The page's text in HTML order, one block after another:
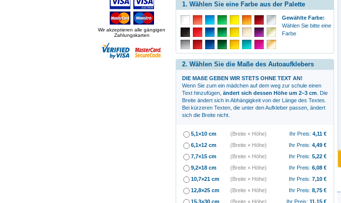
Wir akzeptieren alle gängigen
Zahlungskarten
1. Wählen Sie eine Farbe aus der Palette
Gewählte Farbe:
Wählen Sie bitte eine
Farbe
2. Wählen Sie die Maße des Autoaufklebers
DIE MAßE GEBEN WIR STETS OHNE TEXT AN!
Wenn Sie zum ein mädchen auf dem weg zur schuleeinen
Text hinzufügen, ändert sich dessen Höhe um 2–3 cm. Die
Breite ändert sich in Abhängigkeit von der Länge des Textes.
Bei kürzeren Texten, die unter den Aufkleber passen, ändert
sich die Breite nicht.
5,1×10 cm (Breite × Höhe) Ihr Preis: 4,11€
6,1×12 cm
(Breite × Höhe) Ihr Preis: 4,49€
7,7×15 cm
(Breite × Höhe) Ihr Preis: 5,22€
9,2×18 cm
(Breite × Höhe) Ihr Preis: 6,08€
10,7×21 cm
(Breite × Höhe) Ihr Preis: 7,10€
12,8×25 cm
(Breite × Höhe) Ihr Preis: 8,75€
15,3×30 cm
(Breite × Höhe) Ihr Preis: 11,15€